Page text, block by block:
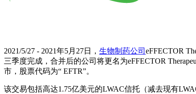
2021/5/27 - 2021年5月27日， 生物制药公司 eFFECTOR
三季度完成，合并后的公司将更名为eFFECTOR
市，股票代码为“ EFTR”。
该交易包括高达1.75亿美元的LWAC信托（减去现有